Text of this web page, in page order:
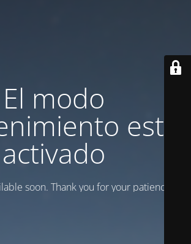
El modo
está
activado
soon. Thank you for your patience!